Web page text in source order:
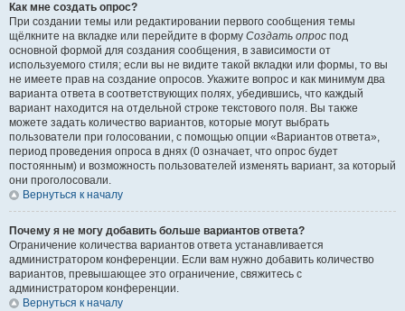
Как мне создать опрос?
При создании темы или редактировании первого сообщения темы
щёлкните на вкладке или перейдите в форму Создать опрос под
основной формой для создания сообщения, в зависимости от
используемого стиля; если вы не видите такой вкладки или формы, то вы
не имеете прав на создание опросов. Укажите вопрос и как минимум два
варианта ответа в соответствующих полях, убедившись, что каждый
вариант находится на отдельной строке текстового поля. Вы также
можете задать количество вариантов, которые могут выбрать
пользователи при голосовании, с помощью опции «Вариантов ответа»,
период проведения опроса в днях (0 означает, что опрос будет
постоянным) и возможность пользователей изменять вариант, за который
они проголосовали.
Вернуться к началу
Почему я не могу добавить больше вариантов ответа?
Ограничение количества вариантов ответа устанавливается
администратором конференции. Если вам нужно добавить количество
вариантов, превышающее это ограничение, свяжитесь с
администратором конференции.
Вернуться к началу